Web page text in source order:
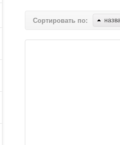
Сортировать по: